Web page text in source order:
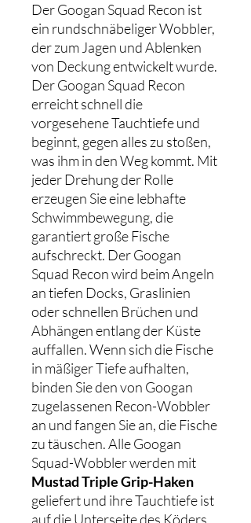
Der Googan Squad Recon ist
ein rundschnäbeliger Wobbler,
der zum Jagen und Ablenken
von Deckung entwickelt wurde.
Der Googan Squad Recon
erreicht schnell die
vorgesehene Tauchtiefe und
beginnt, gegen alles zu stoßen,
was ihm in den Weg kommt. Mit
jeder Drehung der Rolle
erzeugen Sie eine lebhafte
Schwimmbewegung, die
garantiert große Fische
aufschreckt. Der Googan
Squad Recon wird beim Angeln
an tiefen Docks, Graslinien
oder schnellen Brüchen und
Abhängen entlang der Küste
auffallen. Wenn sich die Fische
in mäßiger Tiefe aufhalten,
binden Sie den von Googan
zugelassenen Recon-Wobbler
an und fangen Sie an, die Fische
zu täuschen. Alle Googan
Squad-Wobbler werden mit
Mustad Triple Grip-Haken
geliefert und ihre Tauchtiefe ist
auf die Unterseite des Köders